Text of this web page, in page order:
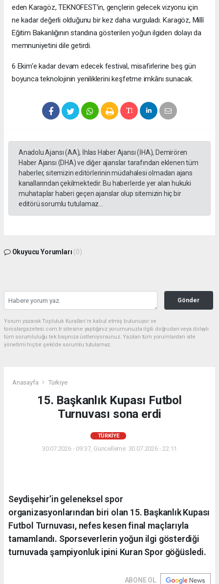
eden Karagöz, TEKNOFEST'in, gençlerin gelecek vizyonu için
ne kadar değerli olduğunu bir kez daha vurguladı. Karagöz, Millî
Eğitim Bakanlığının standına gösterilen yoğun ilgiden dolayı da
memnuniyetini dile getirdi.
6 Ekim'e kadar devam edecek festival, misafirlerine beş gün
boyunca teknolojinin yeniliklerini keşfetme imkânı sunacak.
Anadolu Ajansı (AA), İhlas Haber Ajansı (İHA), Demirören
Haber Ajansı (DHA) ve diğer ajanslar tarafından eklenen tüm
haberler, sitemizin editörlerinin müdahalesi olmadan ajans
kanallarından çekilmektedir. Bu haberlerde yer alan hukuki
muhataplar haberi geçen ajanslar olup sitemizin hiç bir
editörü sorumlu tutulamaz...
Okuyucu Yorumları (0)
Gönder
Yorum yazarak Topluluk Kuralları’nı kabul etmiş bulunuyor ve
toroslargazetesi.com.tr sitesine yaptığınız yorumunuzla ilgili doğrudan veya dolaylı
tüm sorumluluğu tek başınıza üstleniyorsunuz. Yazılan tüm yorumlardan site
yönetimi hiçbir şekilde sorumlu tutulamaz.
Anasayfa Türkiye
15. Başkanlık Kupası Futbol
Turnuvası sona erdi
TÜRKIYE
30.07.2026 - 09:37, Güncelleme: 30.07.2026 - 22:11
Seydişehir’in geleneksel spor
organizasyonlarından biri olan 15. Başkanlık Kupası
Futbol Turnuvası, nefes kesen final maçlarıyla
tamamlandı. Sporseverlerin yoğun ilgi gösterdiği
turnuvada şampiyonluk ipini Kuran Spor göğüsledi.
ABONE OL